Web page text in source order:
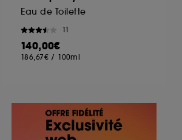
Eau de Toilette
11
140,00€
186,67€ / 100ml